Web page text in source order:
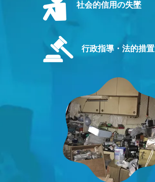
社会的信用の失墜
行政指導・法的措置